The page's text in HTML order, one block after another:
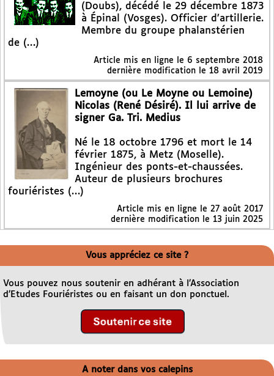
(Doubs), décédé le 29 décembre 1873
à Épinal (Vosges). Officier d’artillerie.
Membre du groupe phalanstérien
de (…)
Article mis en ligne le 6 septembre 2018
dernière modification le 18 avril 2019
Lemoyne (ou Le Moyne ou Lemoine)
Nicolas (René Désiré). Il lui arrive de
signer Ga. Tri. Medius
Né le 18 octobre 1796 et mort le 14
février 1875, à Metz (Moselle).
Ingénieur des ponts-et-chaussées.
Auteur de plusieurs brochures
fouriéristes (…)
Article mis en ligne le 27 août 2017
dernière modification le 13 juin 2025
Vous appréciez ce site ?
Vous pouvez nous soutenir en adhérant à l’Association
d’Etudes Fouriéristes ou en faisant un don ponctuel.
A noter dans vos calepins